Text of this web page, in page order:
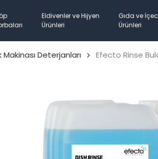
Eldivenler ve Hijyen
Ürünleri
Gıda ve
Ürünleri
Makinası Deterjanları Efecto Rinse